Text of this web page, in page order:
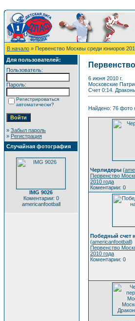
В начало » Первенство Москвы среди юниоров
Для пользователей:
Пользователь:
Пароль:
Регистрироваться
автоматически?
» Забыл пароль
» Регистрация
Случайная фотография
IMG 9026
Коментарии: 0
americanfootball
6 июня 2010 г.
Московские
Счет 0:14.
Найдено: 76 фото
Черлидеры (
Первенство
2010 года
Коментарии: 0
Победный счет
(americanfootball)
Первенство
2010 года
Коментарии: 0